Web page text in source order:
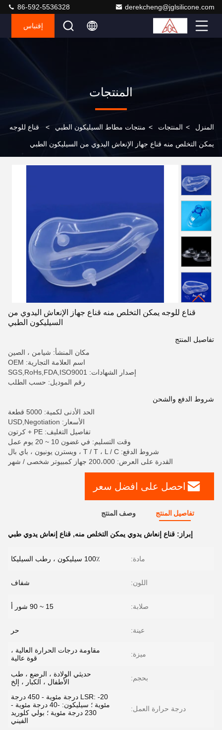
derekcheng@jglsilicone.com
86-592-5536328
إقتباس
المنتجات
المنزل > المنتجات > منتجات مطاط السيليكون الطبي > قناع للوجه
يمكن التخلص منه قناع جهاز الإنعاش اليدوي من السيليكون الطبي
قناع للوجه يمكن التخلص منه قناع جهاز الإنعاش اليدوي من
السيليكون الطبي
تفاصيل المنتج
مكان المنشأ: شيامن ، الصين
اسم العلامة التجارية: OEM
إصدار الشهادات: SGS,RoHs,FDA,ISO9001
رقم الموديل: حسب الطلب
شروط الدفع والشحن
الحد الأدنى لكمية: 5000 قطعة
الأسعار: USD,Negotiation
تفاصيل التغليف: PE + كرتون
وقت التسليم: في غضون 10 ~ 20 يوم عمل
شروط الدفع: T / T ، L / C ، ويسترن يونيون ، باي بال
القدرة على العرض: 200،000 جهاز كمبيوتر شخصى / شهر
احصل على افضل سعر
تفاصيل المنتج وصف المنتج
إبراز: قناع إنعاش يدوي يمكن التخلص منه, قناع إنعاش يدوي طبي
مادة: 100٪ سيليكون ، رطب السيليكا
اللون: شفاف
صلابة: 15 ~ 90 شور أ
عينة: حر
ميزة:
مقاومة درجات الحرارة العالية ،
قوة عالية
بحجم:
حديثي الولادة ، الرضع ، طب
الأطفال ، الكبار ، إلخ
درجة حرارة العمل:
LSR: -20 درجة مئوية - 450 درجة
مئوية ؛ سيليكون: -40 درجة مئوية -
230 درجة مئوية ؛ بولي كلوريد
الفيني